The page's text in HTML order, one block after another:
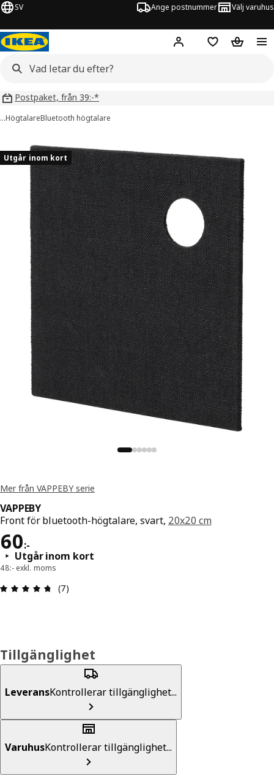
SV Ange postnummer Välj varuhus
Hej! Logga inInköpslistaVarukorg
Postpaket, från 39:-*
…HögtalareBluetooth högtalare
bilder
bilder
Utgår inom kort
Mer från VAPPEBY serie
VAPPEBY
Front för bluetooth-högtalare, svart, 20x20 cm
60:-
Pris 60:-
Utgår inom kort
48:- exkl. moms
Recension: 4.7 utav 5 stjärnor. Totalt antal
(7)
Tillgänglighet
LeveransKontrollerar tillgänglighet...
VaruhusKontrollerar tillgänglighet...